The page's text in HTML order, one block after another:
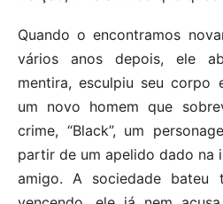
Quando o encontramos
vários anos depois, ele
mentira, esculpiu seu corpo
um novo homem que
crime, “Black”, um
partir de um apelido dado na
amigo. A sociedade bateu